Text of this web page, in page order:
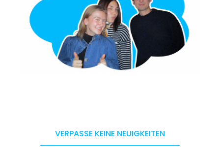
VERPASSE KEINE NEUIGKEITEN